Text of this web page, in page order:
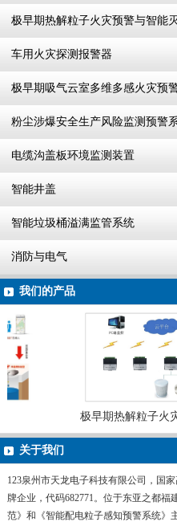
极早期热解粒子火灾预警与智能
车用火灾探测报警器
极早期吸气云室多维多感火灾预
粉尘涉爆安全生产风险监测预警
电缆沟盖板环境监测装置
智能井盖
智能垃圾桶溢满监管系统
消防与电气
我们的产品
极早期热解粒子火
灭火系统
关于我们
123泉州市天龙电子科技有限公司，国
牌企业，代码682771。位于东亚之都福
范》和《智能配电粒子感知预警系统》